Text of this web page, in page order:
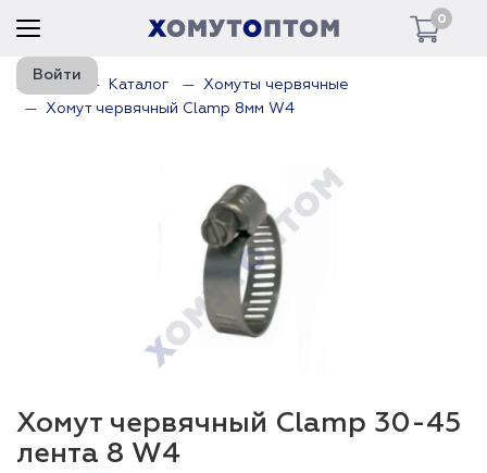
0
Войти
Главная Каталог
Хомуты червячные
Хомут червячный Clamp 8мм W4
Хомут червячный Clamp 30-45
лента 8 W4